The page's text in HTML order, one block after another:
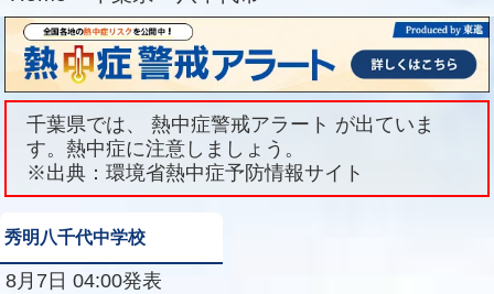
千葉県では、 熱中症警戒アラート が出ていま
す。熱中症に注意しましょう。
※出典：環境省熱中症予防情報サイト
秀明八千代中学校
8月7日 04:00発表